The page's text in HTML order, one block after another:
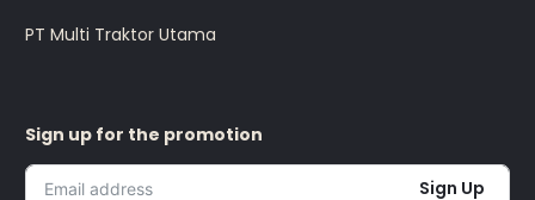
PT Multi Traktor Utama
Sign up for the promotion
Sign Up